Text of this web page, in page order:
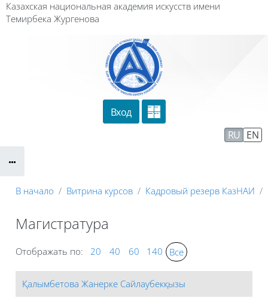
Перейти к основному содержанию
Казахская национальная академия искусств имени
Темирбека Жургенова
Вход
RU EN
В начало Витрина курсов Кадровый резерв КазНАИ
Магистратура
Отображать по: 20 40 60 140 Все
Қалымбетова Жанерке Сайлаубекқызы